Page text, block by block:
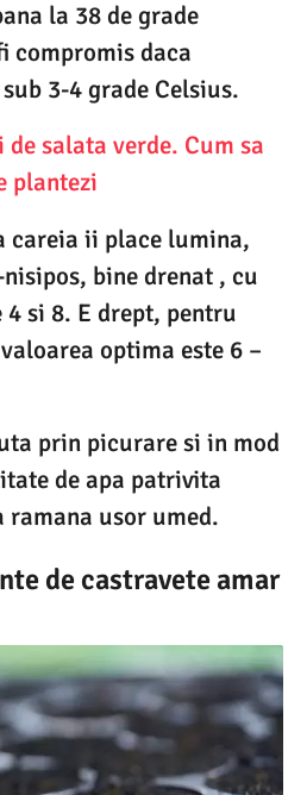
la 38 de grade
compromis daca
3-4 grade Celsius.
de salata verde. Cum sa
plantezi
careia ii place lumina,
bine drenat , cu
si 8. E drept, pentru
optima este 6 –
prin picurare si in mod
de apa patrivita
usor umed.
de castravete amar